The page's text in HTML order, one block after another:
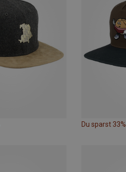
Du sparst 33%